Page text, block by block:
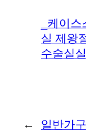
_케이
실 제왕
수술실
←
일반가